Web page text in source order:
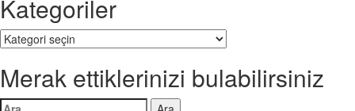
Kategoriler
Kategoriler
Merak ettiklerinizi bulabilirsiniz
Arama: